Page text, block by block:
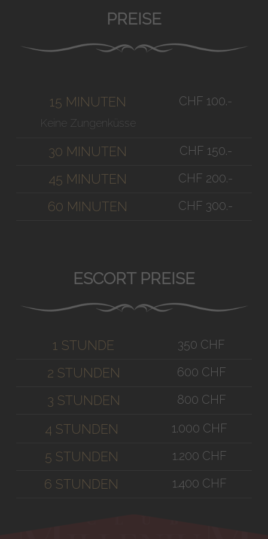
PREISE
15 MINUTEN
Keine Zungenküsse
CHF 100.-
30 MINUTEN CHF 150.-
45 MINUTEN CHF 200.-
60 MINUTEN CHF 300.-
ESCORT PREISE
1 STUNDE 350 CHF
2 STUNDEN 600 CHF
3 STUNDEN 800 CHF
4 STUNDEN 1.000 CHF
5 STUNDEN 1.200 CHF
6 STUNDEN 1.400 CHF